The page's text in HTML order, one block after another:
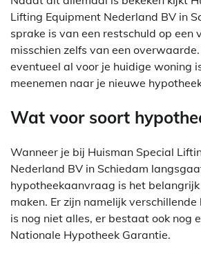
Lifting Equipment Nederland BV in
sprake is van een restschuld op een
misschien zelfs van een
eventueel al voor je huidige woning
meenemen naar je nieuwe
Wat voor soort
Wanneer je bij Huisman Special
Nederland BV in Schiedam
hypotheekaanvraag is het belangrijk
maken. Er zijn namelijk
is nog niet alles, er bestaat ook nog
Nationale Hypotheek Garantie.